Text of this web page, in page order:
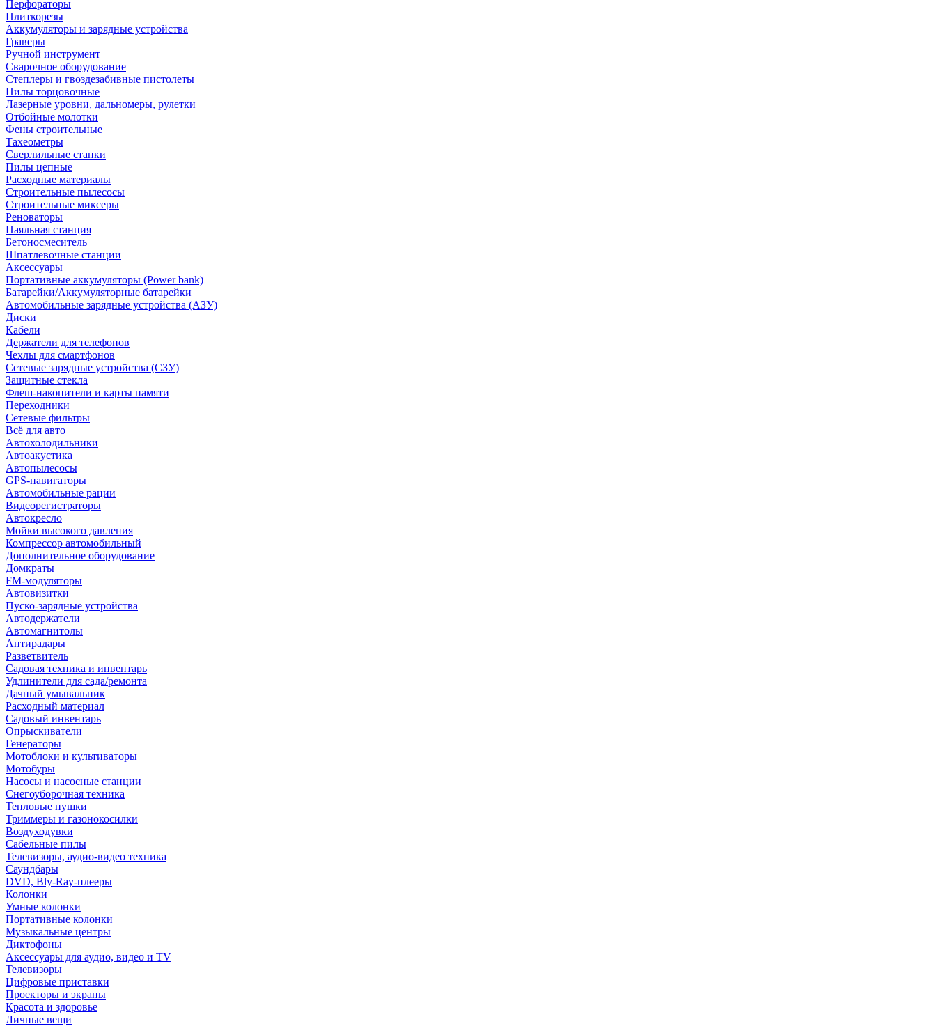
Перфораторы
Плиткорезы
Аккумуляторы и зарядные устройства
Граверы
Ручной инструмент
Сварочное оборудование
Степлеры и гвоздезабивные пистолеты
Пилы торцовочные
Лазерные уровни, дальномеры, рулетки
Отбойные молотки
Фены строительные
Тахеометры
Сверлильные станки
Пилы цепные
Расходные материалы
Строительные пылесосы
Строительные миксеры
Реноваторы
Паяльная станция
Бетоносмеситель
Шпатлевочные станции
Аксессуары
Портативные аккумуляторы (Power bank)
Батарейки/Аккумуляторные батарейки
Автомобильные зарядные устройства (АЗУ)
Диски
Кабели
Держатели для телефонов
Чехлы для смартфонов
Сетевые зарядные устройства (СЗУ)
Защитные стекла
Флеш-накопители и карты памяти
Переходники
Сетевые фильтры
Всё для авто
Автохолодильники
Автоакустика
Автопылесосы
GPS-навигаторы
Автомобильные рации
Видеорегистраторы
Автокресло
Мойки высокого давления
Компрессор автомобильный
Дополнительное оборудование
Домкраты
FM-модуляторы
Автовизитки
Пуско-зарядные устройства
Автодержатели
Автомагнитолы
Антирадары
Разветвитель
Садовая техника и инвентарь
Удлинители для сада/ремонта
Дачный умывальник
Расходный материал
Садовый инвентарь
Опрыскиватели
Генераторы
Мотоблоки и культиваторы
Мотобуры
Насосы и насосные станции
Снегоуборочная техника
Тепловые пушки
Триммеры и газонокосилки
Воздуходувки
Сабельные пилы
Телевизоры, аудио-видео техника
Саундбары
DVD, Bly-Ray-плееры
Колонки
Умные колонки
Портативные колонки
Музыкальные центры
Диктофоны
Аксессуары для аудио, видео и TV
Телевизоры
Цифровые приставки
Проекторы и экраны
Красота и здоровье
Личные вещи